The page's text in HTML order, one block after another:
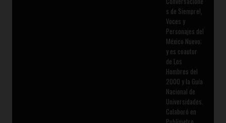
s de Siempre!,
Voces y
Personajes del
México Nuevo;
y es coautor
de Los
Hombres del
2000 y la Guía
Nacional de
Universidades.
Colaboró en